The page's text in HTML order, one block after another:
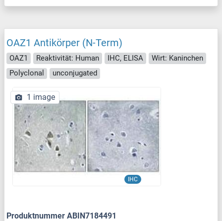
OAZ1 Antikörper (N-Term)
OAZ1 Reaktivität: Human IHC, ELISA
Wirt: Kaninchen
Polyclonal
unconjugated
IHC
1 image
Produktnummer ABIN7184491